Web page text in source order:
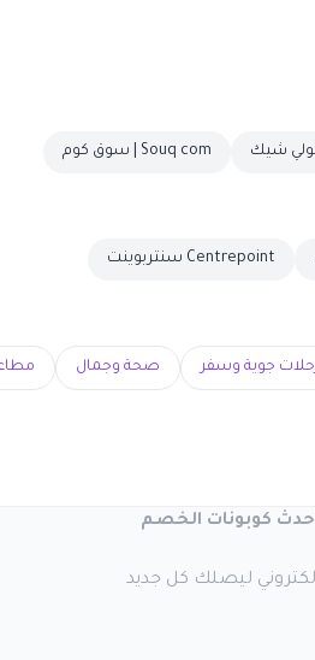
Souq com | سوق كوم
Centrepoint سنتربوينت
جوية وسفر صحة وجمال
كوبونات الخصم
ليصلك كل جديد